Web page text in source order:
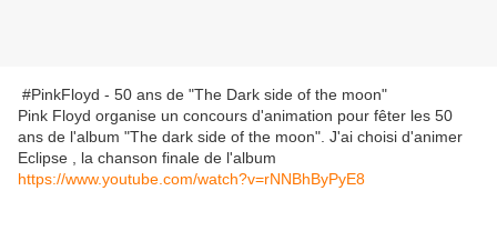
#PinkFloyd - 50 ans de "The Dark side of the moon"
Pink Floyd organise un concours d'animation pour fêter les 50
ans de l'album "The dark side of the moon". J'ai choisi d'animer
Eclipse , la chanson finale de l'album
https://www.youtube.com/watch?v=rNNBhByPyE8